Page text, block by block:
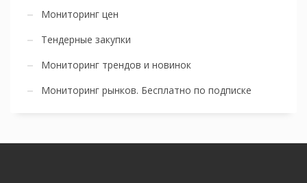
Мониторинг цен
Тендерные закупки
Мониторинг трендов и новинок
Мониторинг рынков. Бесплатно по подписке